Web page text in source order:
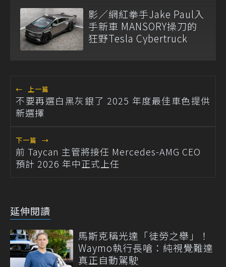
影／網紅拳手Jake Paul入
手新車 MANSORY操刀的
狂野Tesla Cybertruck
← 上一篇
不要再選白黑灰銀了 2025 年度最佳車色提供
新選擇
下一篇 →
前 Taycan 主管將接任 Mercedes-AMG CEO
預計 2026 年中正式上任
延伸閱讀
馬斯克稱光達「徒勞之舉」！
Waymo執行長嗆：純視覺難達
真正自動駕駛